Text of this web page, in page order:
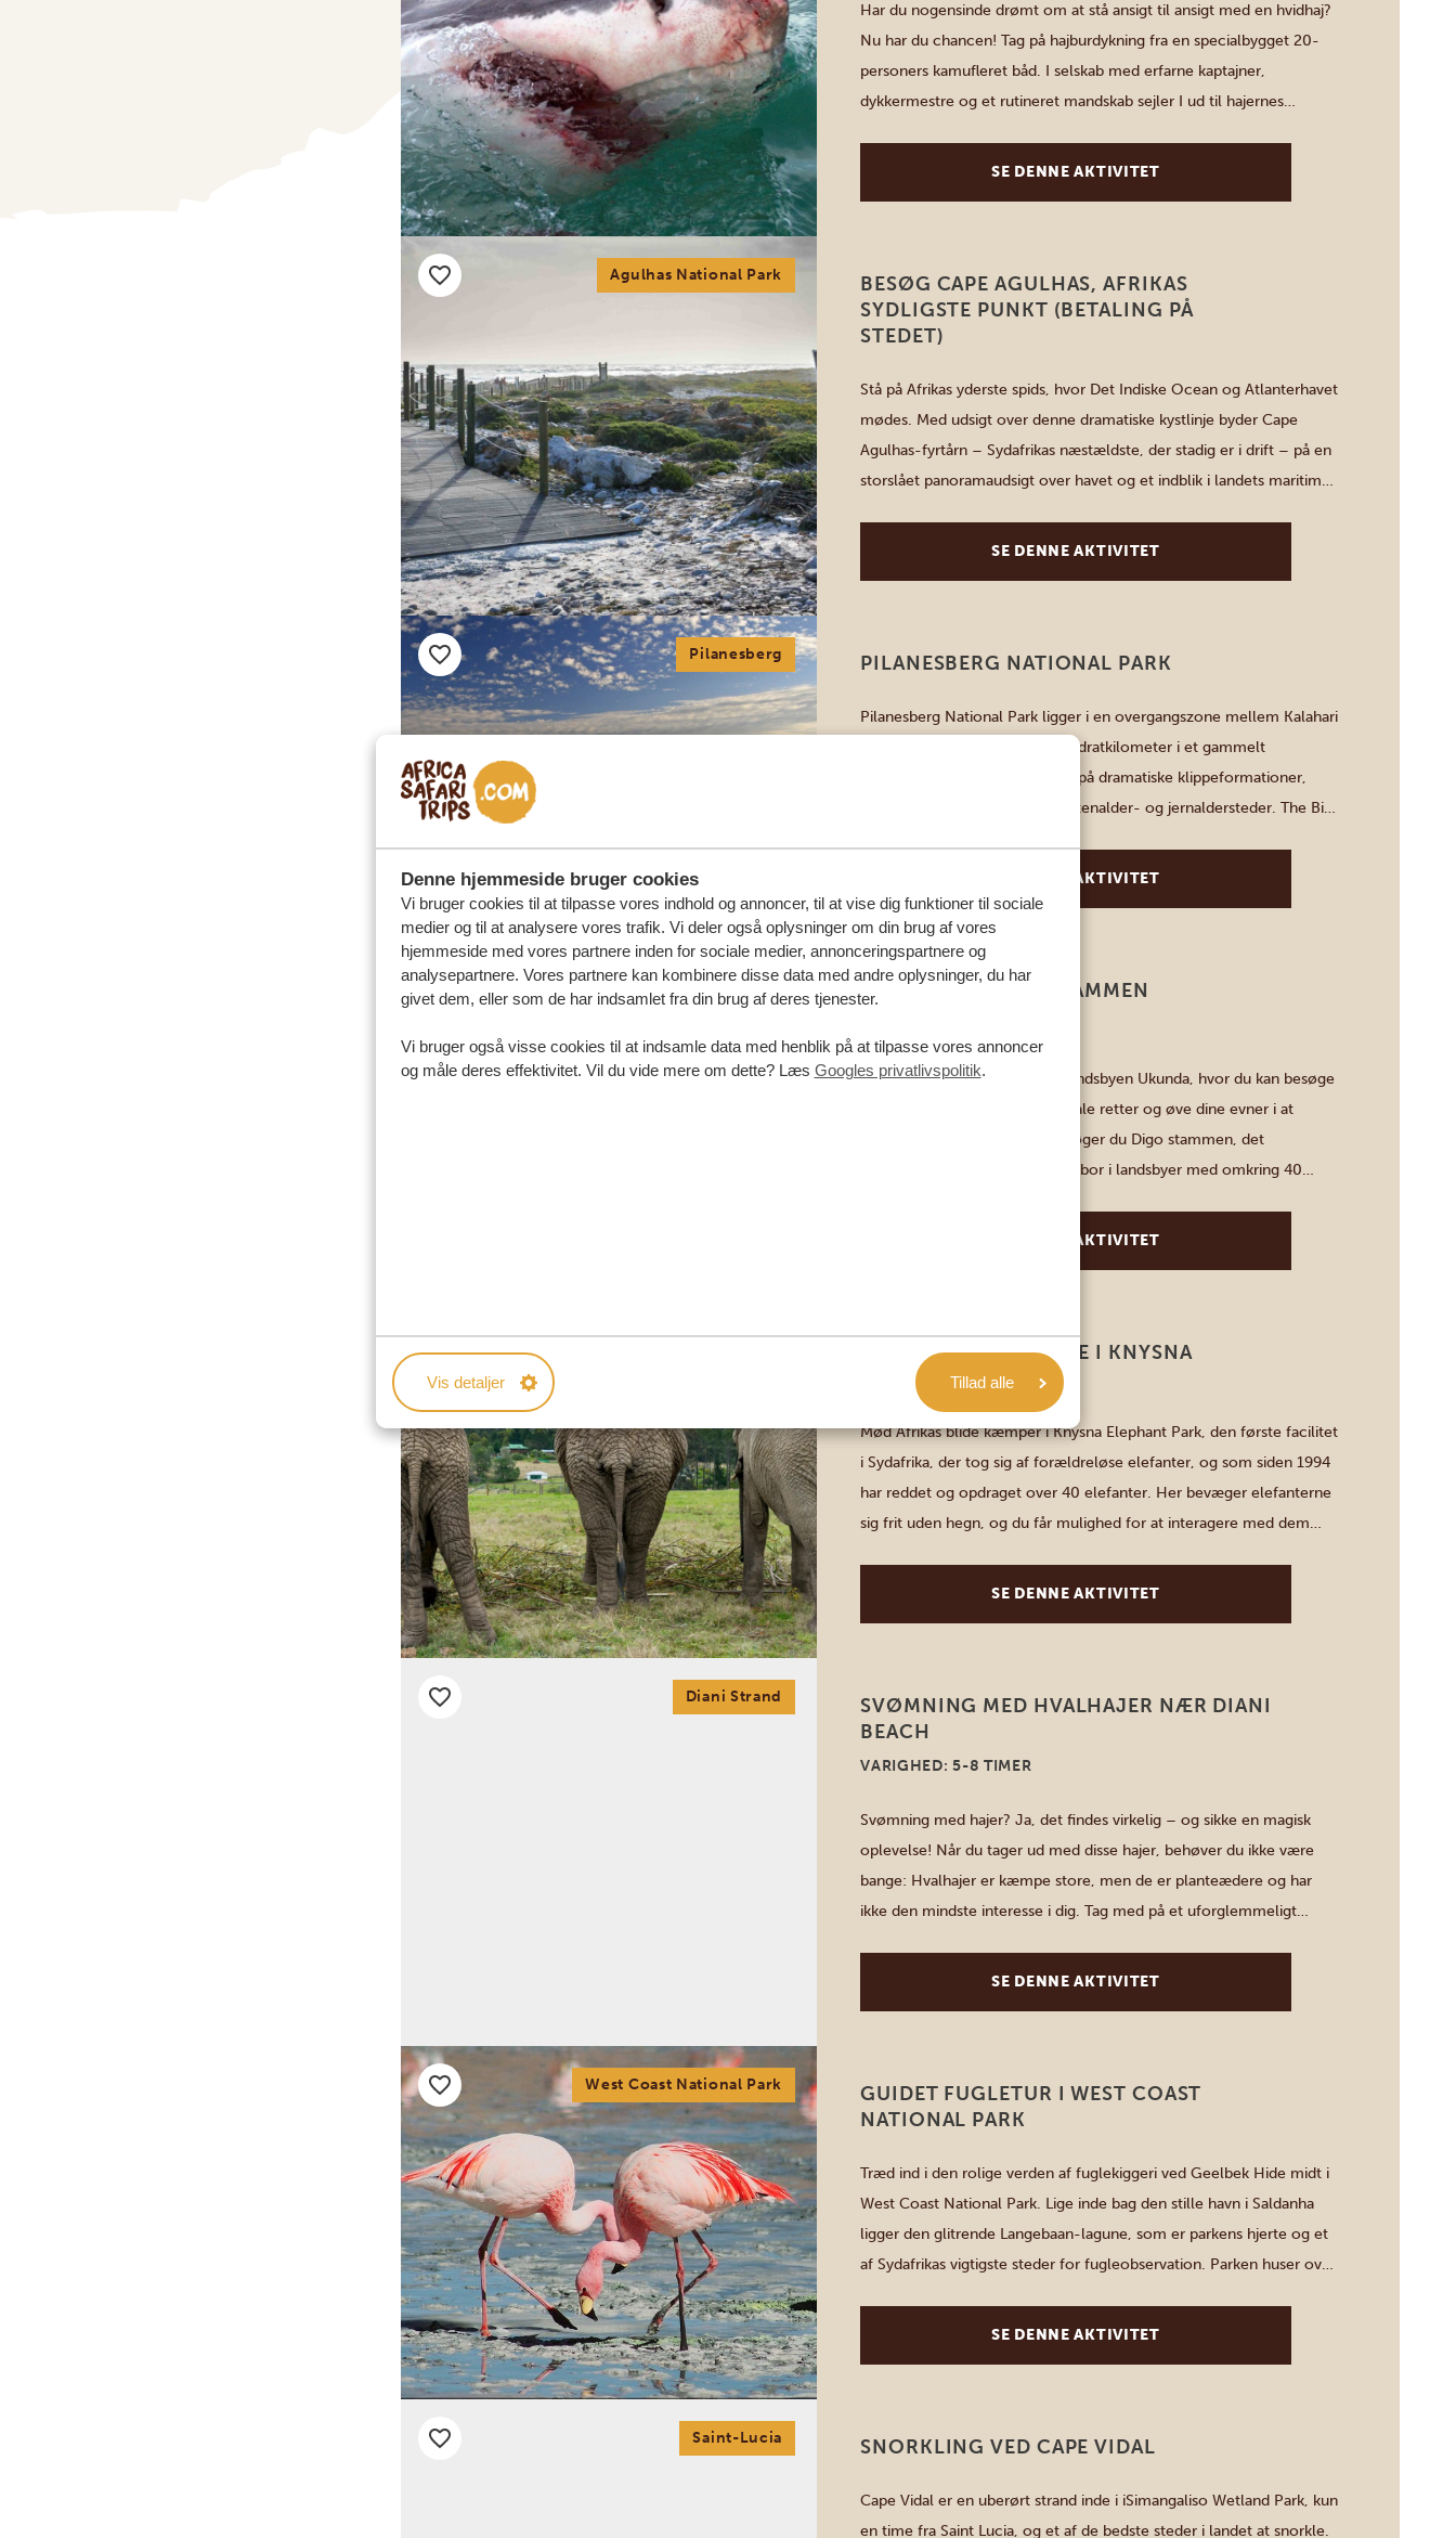
Denne hjemmeside bruger cookies
Vi bruger cookies til at tilpasse vores indhold og annoncer, til at vise dig funktioner til sociale
medier og til at analysere vores trafik. Vi deler også oplysninger om din brug af vores
hjemmeside med vores partnere inden for sociale medier, annonceringspartnere og
analysepartnere. Vores partnere kan kombinere disse data med andre oplysninger, du har
givet dem, eller som de har indsamlet fra din brug af deres tjenester.
Vi bruger også visse cookies til at indsamle data med henblik på at tilpasse vores annoncer
og måle deres effektivitet. Vil du vide mere om dette? Læs Googles privatlivspolitik.
Vis detaljer Tillad alle
Har du nogensinde drømt om at stå ansigt til ansigt med en hvidhaj?
Nu har du chancen! Tag på hajburdykning fra en specialbygget 20-
personers kamufleret båd. I selskab med erfarne kaptajner,
dykkermestre og et rutineret mandskab sejler I ud til hajernes
det øjeblik, den […]
SE DENNE AKTIVITET
Agulhas National Park
BESØG CAPE AGULHAS, AFRIKAS
SYDLIGSTE PUNKT (BETALING PÅ
STEDET)
Stå på Afrikas yderste spids, hvor Det Indiske Ocean og Atlanterhavet
mødes. Med udsigt over denne dramatiske kystlinje byder Cape
Agulhas-fyrtårn – Sydafrikas næstældste, der stadig er i drift – på en
storslået panoramaudsigt over havet og et indblik i landets maritime
Africa-monumentet og stensøjlen, der […]
SE DENNE AKTIVITET
Pilanesberg PILANESBERG NATIONAL PARK
Pilanesberg National Park ligger i en overgangszone mellem Kalahari
og Lowveld og dækker 550 kvadratkilometer i et gammelt
vulkankrater. Landskabet byder på dramatiske klippeformationer,
skovklædte dale og historiske stenalder- og jernaldersteder. The Big
Mankwe Dam er et must for at se fugle og dyr […]
SE DENNE AKTIVITET
Diani Strand BESØG HOS DIGO STAMMEN
Din dag starter med en tur til landsbyen Ukunda, hvor du kan besøge
et lokalt marked, smage på lokale retter og øve dine evner i at
prutte om prisen. Herefter besøger du Digo stammen, det
oprindelige folk i Diani, som nu bor i landsbyer med omkring 40
SE DENNE AKTIVITET
Knysna (Garden Route)
ELEFANTEROPLEVELSE I KNYSNA
ELEPHANT PARK
Mød Afrikas blide kæmper i Knysna Elephant Park, den første facilitet
i Sydafrika, der tog sig af forældreløse elefanter, og som siden 1994
har reddet og opdraget over 40 elefanter. Her bevæger elefanterne
sig frit uden hegn, og du får mulighed for at interagere med dem
SE DENNE AKTIVITET
Diani Strand
SVØMNING MED HVALHAJER NÆR DIANI
BEACH
VARIGHED: 5-8 TIMER
Svømning med hajer? Ja, det findes virkelig – og sikke en magisk
oplevelse! Når du tager ud med disse hajer, behøver du ikke være
bange: Hvalhajer er kæmpe store, men de er planteædere og har
ikke den mindste interesse i dig. Tag med på et uforglemmeligt
SE DENNE AKTIVITET
West Coast National Park
GUIDET FUGLETUR I WEST COAST
NATIONAL PARK
Træd ind i den rolige verden af fuglekiggeri ved Geelbek Hide midt i
West Coast National Park. Lige inde bag den stille havn i Saldanha
ligger den glitrende Langebaan-lagune, som er parkens hjerte og et
af Sydafrikas vigtigste steder for fugleobservation. Parken huser over
SE DENNE AKTIVITET
Saint-Lucia SNORKLING VED CAPE VIDAL
Cape Vidal er en uberørt strand inde i iSimangaliso Wetland Park, kun
en time fra Saint Lucia, og et af de bedste steder i landet at snorkle.